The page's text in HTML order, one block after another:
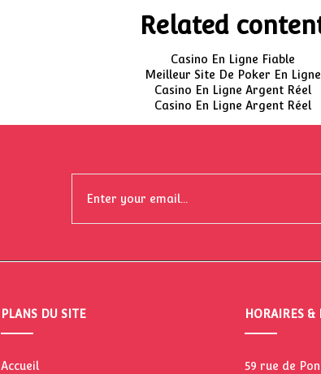
Related
Casino En Ligne Fiable
Meilleur Site De Poker En Ligne
Casino En Ligne Argent Réel
Casino En Ligne Argent Réel
PLANS DU SITE
Accueil
HORAIRES
59 rue de